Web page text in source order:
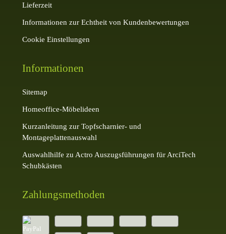
Lieferzeit
Informationen zur Echtheit von Kundenbewertungen
Cookie Einstellungen
Informationen
Sitemap
Homeoffice-Möbelideen
Kurzanleitung zur Topfscharnier- und
Montageplattenauswahl
Auswahlhilfe zu Actro Auszugsführungen für ArciTech
Schubkästen
Zahlungsmethoden